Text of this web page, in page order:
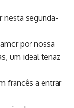
nesta segunda-
por nossa
um ideal tenaz
francês a entrar